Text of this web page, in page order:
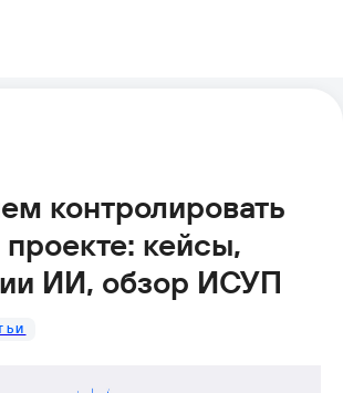
контролировать
кейсы,
ИИ, обзор ИСУП